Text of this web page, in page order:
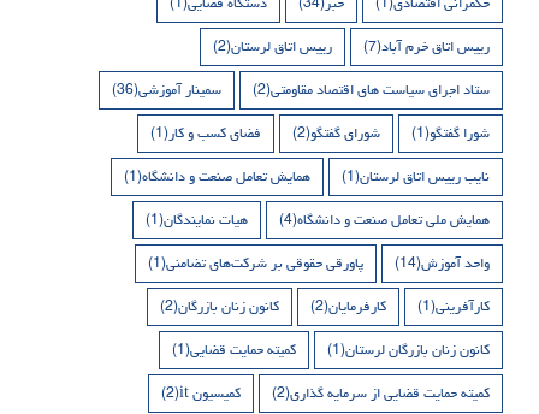
رییس اتاق خرم آباد(7) رییس اتاق لرستان(2)
ستاد اجرای سیاست های اقتصاد مقاومتی(2) سمینار آموزشی(36)
شورا گفتگو(1) شورای گفتگو(2) فضای کسب و کار(1)
نایب رییس اتاق لرستان(1) همایش تعامل صنعت و دانشگاه(1)
همایش ملی تعامل صنعت و دانشگاه(4) هیات نمایندگان(1)
واحد آموزش(14) پاورقی حقوقی بر شرکت‌های تضامنی(1)
کارآفرینی(1) کارفرمایان(2) کانون زنان بازرگان(2)
کانون زنان بازرگان لرستان(1) کمیته حمایت قضایی(1)
کمیته حمایت قضایی از سرمایه گذاری(2) کمیسیون it (2)